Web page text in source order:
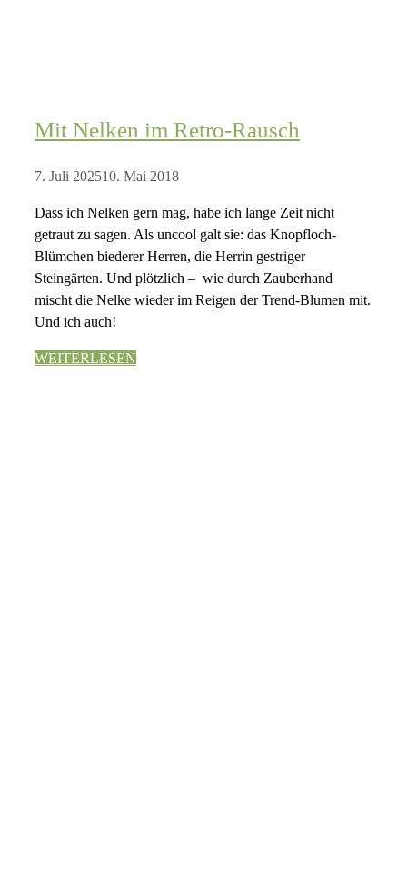
Mit Nelken im Retro-Rausch
7. Juli 202510. Mai 2018
Dass ich Nelken gern mag, habe ich lange Zeit nicht
getraut zu sagen. Als uncool galt sie: das Knopfloch-
Blümchen biederer Herren, die Herrin gestriger
Steingärten. Und plötzlich – wie durch Zauberhand
mischt die Nelke wieder im Reigen der Trend-Blumen mit.
Und ich auch!
WEITERLESEN